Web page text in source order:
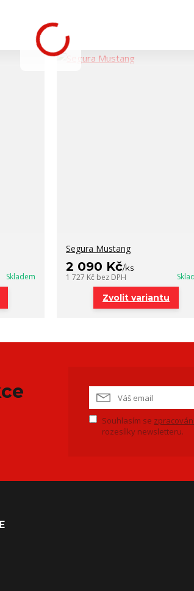
Skladem
Segura Mustang
2 090 Kč/ks
1 727 Kč bez DPH
Zvolit variantu
Souhlasím se
rozesílky newsletteru.